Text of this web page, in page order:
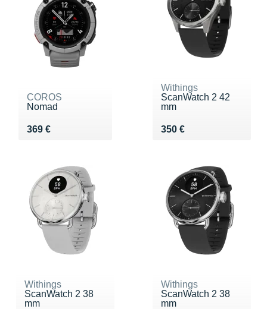
COROS
Nomad
369 €
Vendu 369 €
Withings
ScanWatch 2 42
mm
350 €
Vendu 350 €
Withings
ScanWatch 2 38
mm
Withings
ScanWatch 2 38
mm